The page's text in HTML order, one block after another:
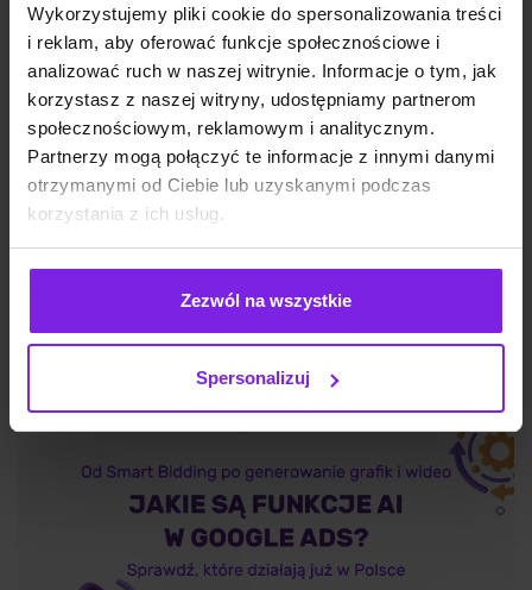
Wykorzystujemy pliki cookie do spersonalizowania treści
i reklam, aby oferować funkcje społecznościowe i
analizować ruch w naszej witrynie. Informacje o tym, jak
korzystasz z naszej witryny, udostępniamy partnerom
społecznościowym, reklamowym i analitycznym.
Partnerzy mogą połączyć te informacje z innymi danymi
otrzymanymi od Ciebie lub uzyskanymi podczas
korzystania z ich usług.
Zezwól na wszystkie
Spersonalizuj
Google Discover: czym jest i jak działa?